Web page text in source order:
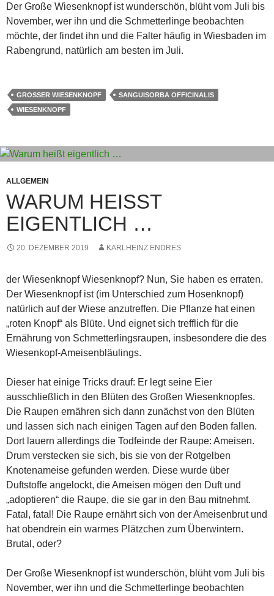
Der Große Wiesenknopf ist wunderschön, blüht vom Juli bis
November, wer ihn und die Schmetterlinge beobachten
möchte, der findet ihn und die Falter häufig in Wiesbaden im
Rabengrund, natürlich am besten im Juli.
GROSSER WIESENKNOPF
SANGUISORBA OFFICINALIS
WIESENKNOPF
ALLGEMEIN
WARUM HEISST E
IGENTLICH …
20. DEZEMBER 2019 KARLHEINZ ENDRES
der Wiesenknopf Wiesenknopf? Nun, Sie haben es erraten.
Der Wiesenknopf ist (im Unterschied zum Hosenknopf)
natürlich auf der Wiese anzutreffen. Die Pflanze hat einen
„roten Knopf“ als Blüte. Und eignet sich trefflich für die
Ernährung von Schmetterlingsraupen, insbesondere die des
Wiesenkopf-Ameisenbläulings.
Dieser hat einige Tricks drauf: Er legt seine Eier
ausschließlich in den Blüten des Großen Wiesenknopfes.
Die Raupen ernähren sich dann zunächst von den Blüten
und lassen sich nach einigen Tagen auf den Boden fallen.
Dort lauern allerdings die Todfeinde der Raupe: Ameisen.
Drum verstecken sie sich, bis sie von der Rotgelben
Knotenameise gefunden werden. Diese wurde über
Duftstoffe angelockt, die Ameisen mögen den Duft und
„adoptieren“ die Raupe, die sie gar in den Bau mitnehmt.
Fatal, fatal! Die Raupe ernährt sich von der Ameisenbrut und
hat obendrein ein warmes Plätzchen zum Überwintern.
Brutal, oder?
Der Große Wiesenknopf ist wunderschön, blüht vom Juli bis
November, wer ihn und die Schmetterlinge beobachten